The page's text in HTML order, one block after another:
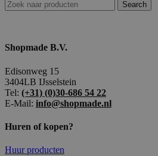
Search
Shopmade B.V.
Edisonweg 15
3404LB IJsselstein
Tel: (+31) (0)30-686 54 22
E-Mail: info@shopmade.nl
Huren of kopen?
Huur producten